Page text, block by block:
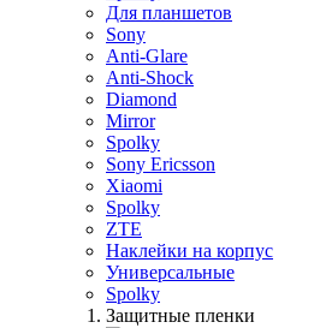
Для планшетов
Sony
Anti-Glare
Anti-Shock
Diamond
Mirror
Spolky
Sony Ericsson
Xiaomi
Spolky
ZTE
Наклейки на корпус
Универсальные
Spolky
Защитные пленки